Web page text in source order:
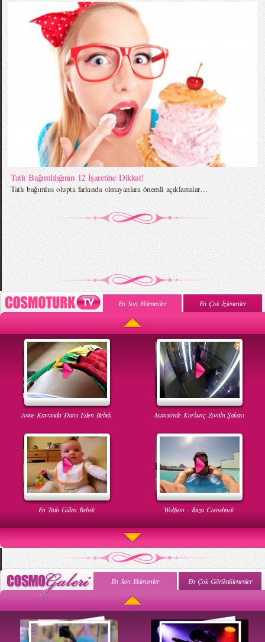
Tatlı Bağımlılığının 12 İşaretine Dikkat!
Tatlı bağımlısı olupta farkında olmayanlara önemli açıklamalar…
En Son Eklenenler En Çok İzlenenler
Anne Karnında Dans Eden Bebek Asansörde Korkunç Zombi Şakası
En Tatlı Gülen Bebek Wolfson - Ibiza Comeback
Uyuyan Bebeğe Gangnam Dinletilirse Ne Olur
En Son Eklenenler En Çok Görüntülenenler